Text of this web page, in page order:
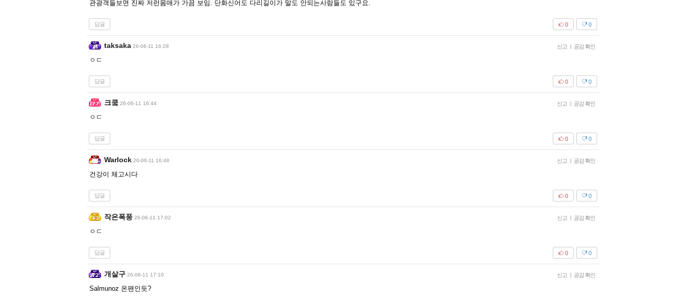
관광객들보면 진짜 저런몸매가 가끔 보임. 단화신어도 다리길이가 말도 안되는사람들도 있구요.
답글 0
0
taksaka 26-06-11 16:28 신고 | 공감 확인
ㅇㄷ
답글 0
0
크쿸 26-06-11 16:44 신고 | 공감 확인
ㅇㄷ
답글 0
0
Warlock 26-06-11 16:48 신고 | 공감 확인
건강이 체고시다
답글 0
0
작은폭풍 26-06-11 17:02 신고 | 공감 확인
ㅇㄷ
답글 0
0
개살구 26-06-11 17:10 신고 | 공감 확인
Salmunoz 온팬인듯?